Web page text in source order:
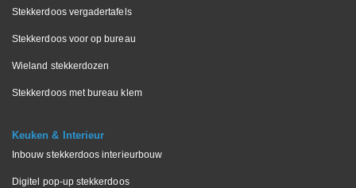
Stekkerdoos vergadertafels
Stekkerdoos voor op bureau
Wieland stekkerdozen
Stekkerdoos met bureau klem
Keuken & Interieur
Inbouw stekkerdoos interieurbouw
Digitel pop-up stekkerdoos